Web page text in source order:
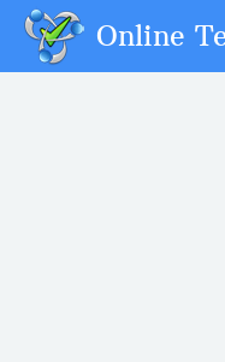
Online